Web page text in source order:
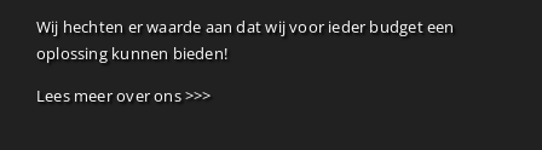
Wij hechten er waarde aan dat wij voor ieder budget een
oplossing kunnen bieden!
Lees meer over ons >>>